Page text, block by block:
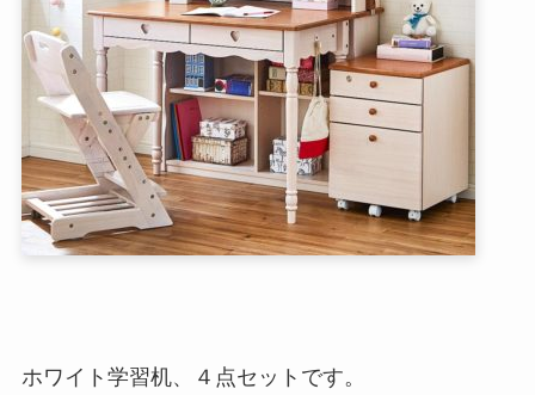
ホワイト学習机、４点セットです。